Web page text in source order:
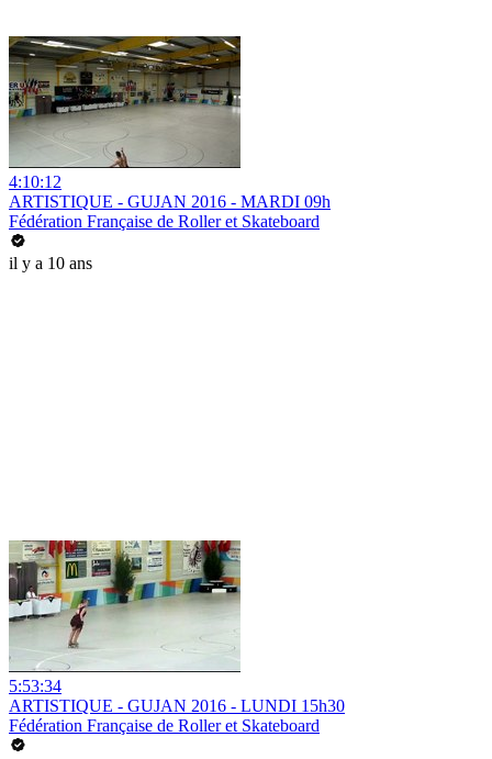
4:10:12
ARTISTIQUE - GUJAN 2016 - MARDI 09h
Fédération Française de Roller et Skateboard
il y a 10 ans
5:53:34
ARTISTIQUE - GUJAN 2016 - LUNDI 15h30
Fédération Française de Roller et Skateboard